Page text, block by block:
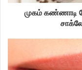
முகம் கண்ணாடி